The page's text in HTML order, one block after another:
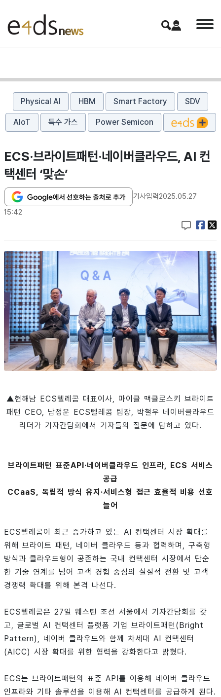
Physical AI HBM Smart Factory SDV
AIoT 특수 가스 Power Semicon
ECS·브라이트패턴·네이버클라우드, AI 컨
택센터 ‘맞손’
기사입력2025.05.27
15:42
▲현해남 ECS텔레콤 대표이사, 마이클 맥클로스키 브라이트
패턴 CEO, 남정운 ECS텔레콤 팀장, 박철우 네이버클라우드
리더가 기자간담회에서 기자들의 질문에 답하고 있다.
브라이트패턴 표준API·네이버클라우드 인프라, ECS 서비스
공급
CCaaS, 독립적 방식 유지·서비스형 접근 효율적 비용 선호
늘어
ECS텔레콤이 최근 증가하고 있는 AI 컨택센터 시장 확대를
위해 브라이트 패턴, 네이버 클라우드 등과 협력하며, 구축형
방식과 클라우드형이 공존하는 국내 컨택센터 시장에서 단순
한 기술 연계를 넘어 고객 경험 중심의 실질적 전환 및 고객
경쟁력 확대를 위해 본격 나선다.
ECS텔레콤은 27일 웨스틴 조선 서울에서 기자간담회를 갖
고, 글로벌 AI 컨택센터 플랫폼 기업 브라이트패턴(Bright
Pattern), 네이버 클라우드와 함께 차세대 AI 컨택센터
(AICC) 시장 확대를 위한 협력을 강화한다고 밝혔다.
ECS는 브라이트패턴의 표준 API를 이용해 네이버 클라우드
인프라와 기타 솔루션을 이용해 AI 컨택센터를 공급하게 된다.